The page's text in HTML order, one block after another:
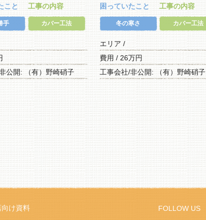
こと
手
工事の内容
カバー工法
公開: （有）野崎硝子
困っていたこと
冬の寒さ
工事の内容
カバー工法
エリア /
費用 / 26万円
工事会社/非公開: （有）野崎硝子
け資料 FOLLOW US